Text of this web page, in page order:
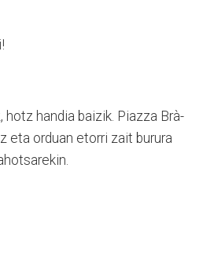
hotz handia baizik. Piazza Brà-
eta orduan etorri zait burura